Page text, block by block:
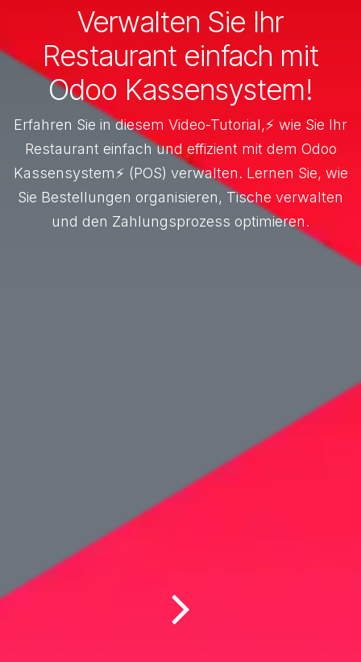
Verwalten Sie Ihr
Restaurant einfach mit
Odoo Kassensystem!
Erfahren Sie in diesem Video-Tutorial,⚡ wie Sie Ihr
Restaurant einfach und effizient mit dem Odoo
Kassensystem⚡ (POS) verwalten. Lernen Sie, wie
Sie Bestellungen organisieren, Tische verwalten
und den Zahlungsprozess optimieren.